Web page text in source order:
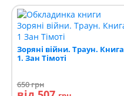
Зоряні війни. Траун. Книга
1. Зан Тімоті
650грн